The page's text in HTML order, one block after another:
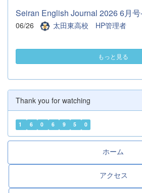
拶 （２）学校からの
（令和９年度入学者選
学校概要、進路状況およびキャリア
学習、部活動について）
５ 申込方法 （１）参加を希望
06/26 太田東高校 HP管理者
もっと見る
Thank you for watching
1 6 0 6 9 5 0
ホーム
アクセス